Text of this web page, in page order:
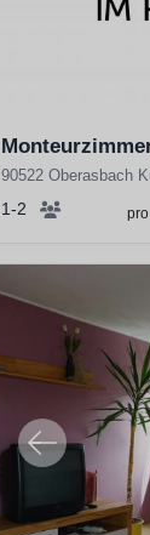
90522 Oberasbach
1-2